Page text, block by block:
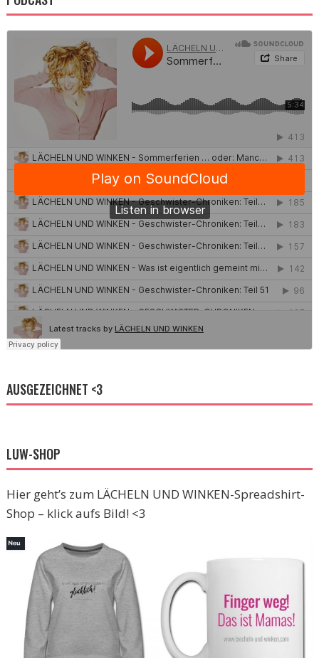
AUSGEZEICHNET <3
LUW-SHOP
Hier geht’s zum LÄCHELN UND WINKEN-Spreadshirt-
Shop – klick aufs Bild! <3